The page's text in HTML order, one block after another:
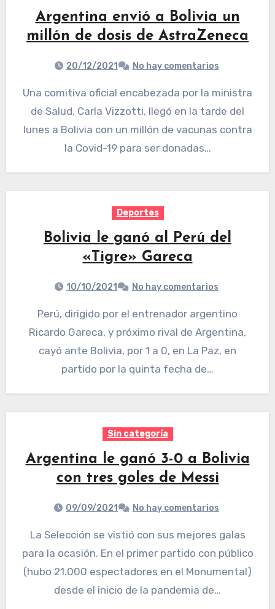
Argentina envió a Bolivia un
millón de dosis de AstraZeneca
20/12/2021 No hay comentarios
Una comitiva oficial encabezada por la ministra
de Salud, Carla Vizzotti, llegó en la tarde del
lunes a Bolivia con un millón de vacunas contra
la Covid-19 para ser donadas…
Deportes
Bolivia le ganó al Perú del
«Tigre» Gareca
10/10/2021 No hay comentarios
Perú, dirigido por el entrenador argentino
Ricardo Gareca, y próximo rival de Argentina,
cayó ante Bolivia, por 1 a 0, en La Paz, en
partido por la quinta fecha de…
Sin categoría
Argentina le ganó 3-0 a Bolivia
con tres goles de Messi
09/09/2021 No hay comentarios
La Selección se vistió con sus mejores galas
para la ocasión. En el primer partido con público
(hubo 21.000 espectadores en el Monumental)
desde el inicio de la pandemia de…